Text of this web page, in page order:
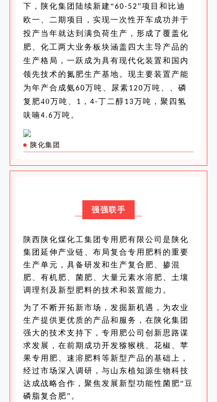
下，陕化集团陆续新建“60-52”项目和比迪
欧一、二期项目，实现一次性开车成功并于
投产当年就达到满负荷生产，形成了覆盖化
肥、化工两大业务板块涵盖四大主导产品的
生产格局，一跃成为具有现代化装置和国内
领先技术的氮肥生产基地。现主要装置产能
为年产合成氨60万吨、尿素120万吨、
、磷
复肥40万吨
1 ， 4-丁二醇13万吨，聚四氢
呋喃4.6万吨。
陕化集团
强强联手
陕西陕化煤化工集团专用肥有限公司是陕化
集团延伸产业链、布局复合专用肥料的重要
生产单元，具备研发和生产复合肥、掺混
肥、有机肥、菌肥、大量元素水溶肥、土壤
调理剂及新型肥料的技术和装置能力。
为了不断开拓新市场，发掘新机遇，为农业
生产提供更优质的产品和服务，在陕化集团
强大的技术支持下，专用肥公司创新思路谋
求发展，在前期成功开发猕猴桃、花椒、苹
果专用肥、速溶肥料等新型产品的基础上，
经过市场深入调研，与山东植知源生物科技
达成战略合作，聚焦发展新型功能性菌肥“豆
磷脂复合肥”。